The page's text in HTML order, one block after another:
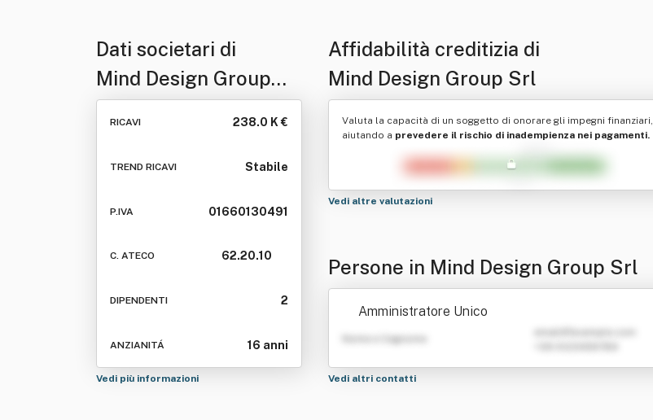
Dati societari di
Mind Design Group
Srl
RICAVI 238.0 K €
TREND RICAVI Stabile
P.IVA 01660130491
C. ATECO 62.20.10
DIPENDENTI 2
ANZIANITÁ 16 anni
Vedi più informazioni
Affidabilità creditizia di
Mind Design Group Srl
Valuta la capacità di un soggetto di onorare gli impegni finanziari,
aiutando a prevedere il rischio di inadempienza nei pagamenti.
Vedi altre valutazioni
Persone in Mind Design Group Srl
Amministratore Unico
Nome e Cognome
Vedi altri contatti